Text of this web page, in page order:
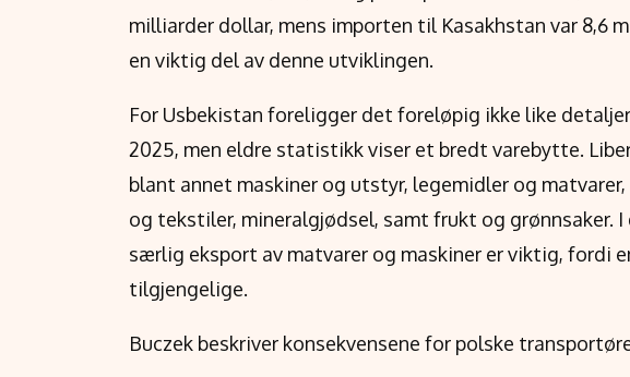
milliarder dollar, mens importen til Kasakhstan var 8,6
en viktig del av denne utviklingen.
For Usbekistan foreligger det foreløpig ikke like
2025, men eldre statistikk viser et bredt varebytte.
blant annet maskiner og utstyr, legemidler og
og tekstiler, mineralgjødsel, samt frukt og grønnsaker. I
særlig eksport av matvarer og maskiner er viktig, fordi
tilgjengelige.
Buczek beskriver konsekvensene for polske